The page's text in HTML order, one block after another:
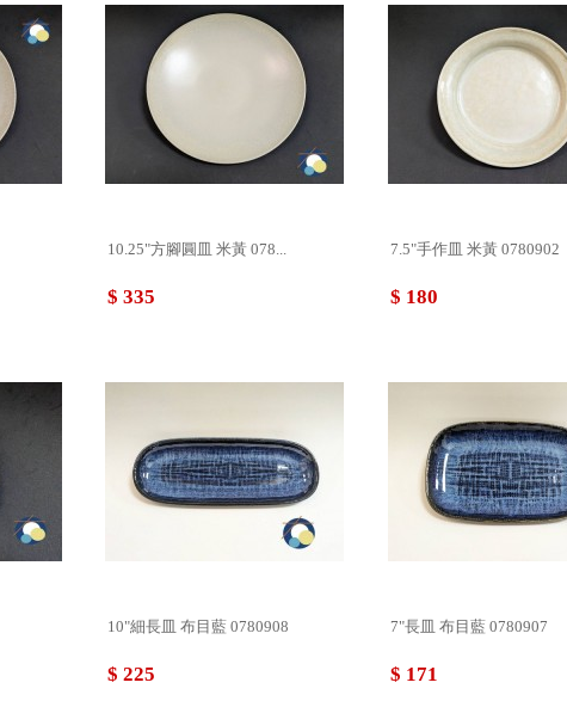
10.25"方腳圓皿 米黃 078...
$ 335
7.5"手作皿 米黃 0780902
$ 180
10"細長皿 布目藍 0780908
$ 225
7"長皿 布目藍 0780907
$ 171